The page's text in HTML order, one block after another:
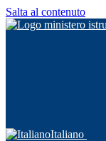
Salta al contenuto
Italiano